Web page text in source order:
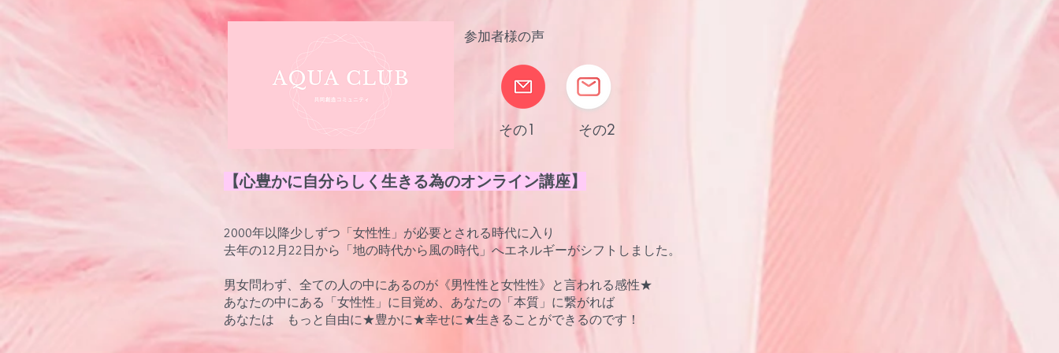
【心豊かに自分らしく生きる為のオンライン講座】
2000年以降少しずつ「女性性」が必要とされる時代に入り
去年の12月22日から「地の時代から風の時代」へエネルギーがシフトしました。
男女問わず、全ての人の中にあるのが《男性性と女性性》と言われる感性★
あなたの中にある「女性性」に目覚め、あなたの「本質」に繋がれば
あなたは もっと自由に★豊かに★幸せに★生きることができるのです！
​参加者様の声
その1 その2